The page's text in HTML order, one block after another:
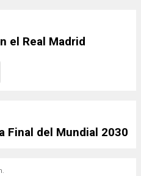
el Real Madrid
Final del Mundial 2030